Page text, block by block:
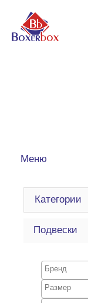
Меню
Категории
Подвески